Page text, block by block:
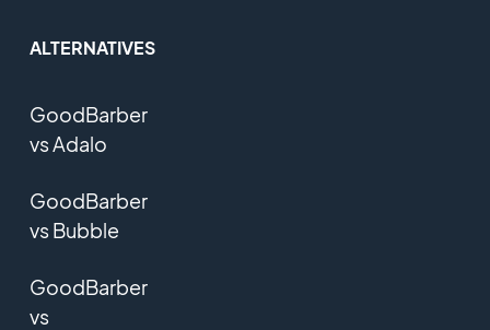
ALTERNATIVES
GoodBarber
vs Adalo
GoodBarber
vs Bubble
GoodBarber
vs